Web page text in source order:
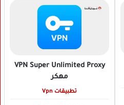
VPN Super Unlimited Proxy
مهكر
تطبيقات Vpn